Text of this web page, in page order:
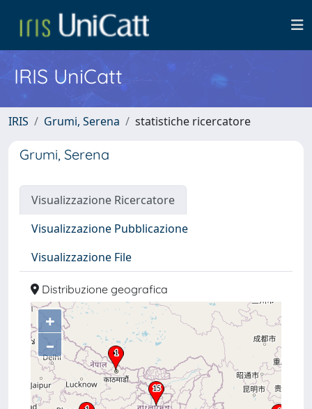
IRIS UniCatt
IRIS Grumi, Serena statistiche ricercatore
Grumi, Serena
Visualizzazione Ricercatore
Visualizzazione Pubblicazione
Visualizzazione File
Distribuzione geografica
+
–